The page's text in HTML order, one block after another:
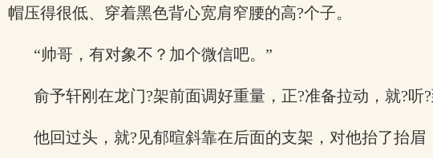
帽压得很低、穿着黑色背心宽肩窄腰的高?个子。
“帅哥，有对象不？加个微信吧。”
俞予轩刚在龙门?架前面调好重量，正?准备拉动，就?听
他回过头，就?见郁暄斜靠在后面的支架，对他抬了抬眉